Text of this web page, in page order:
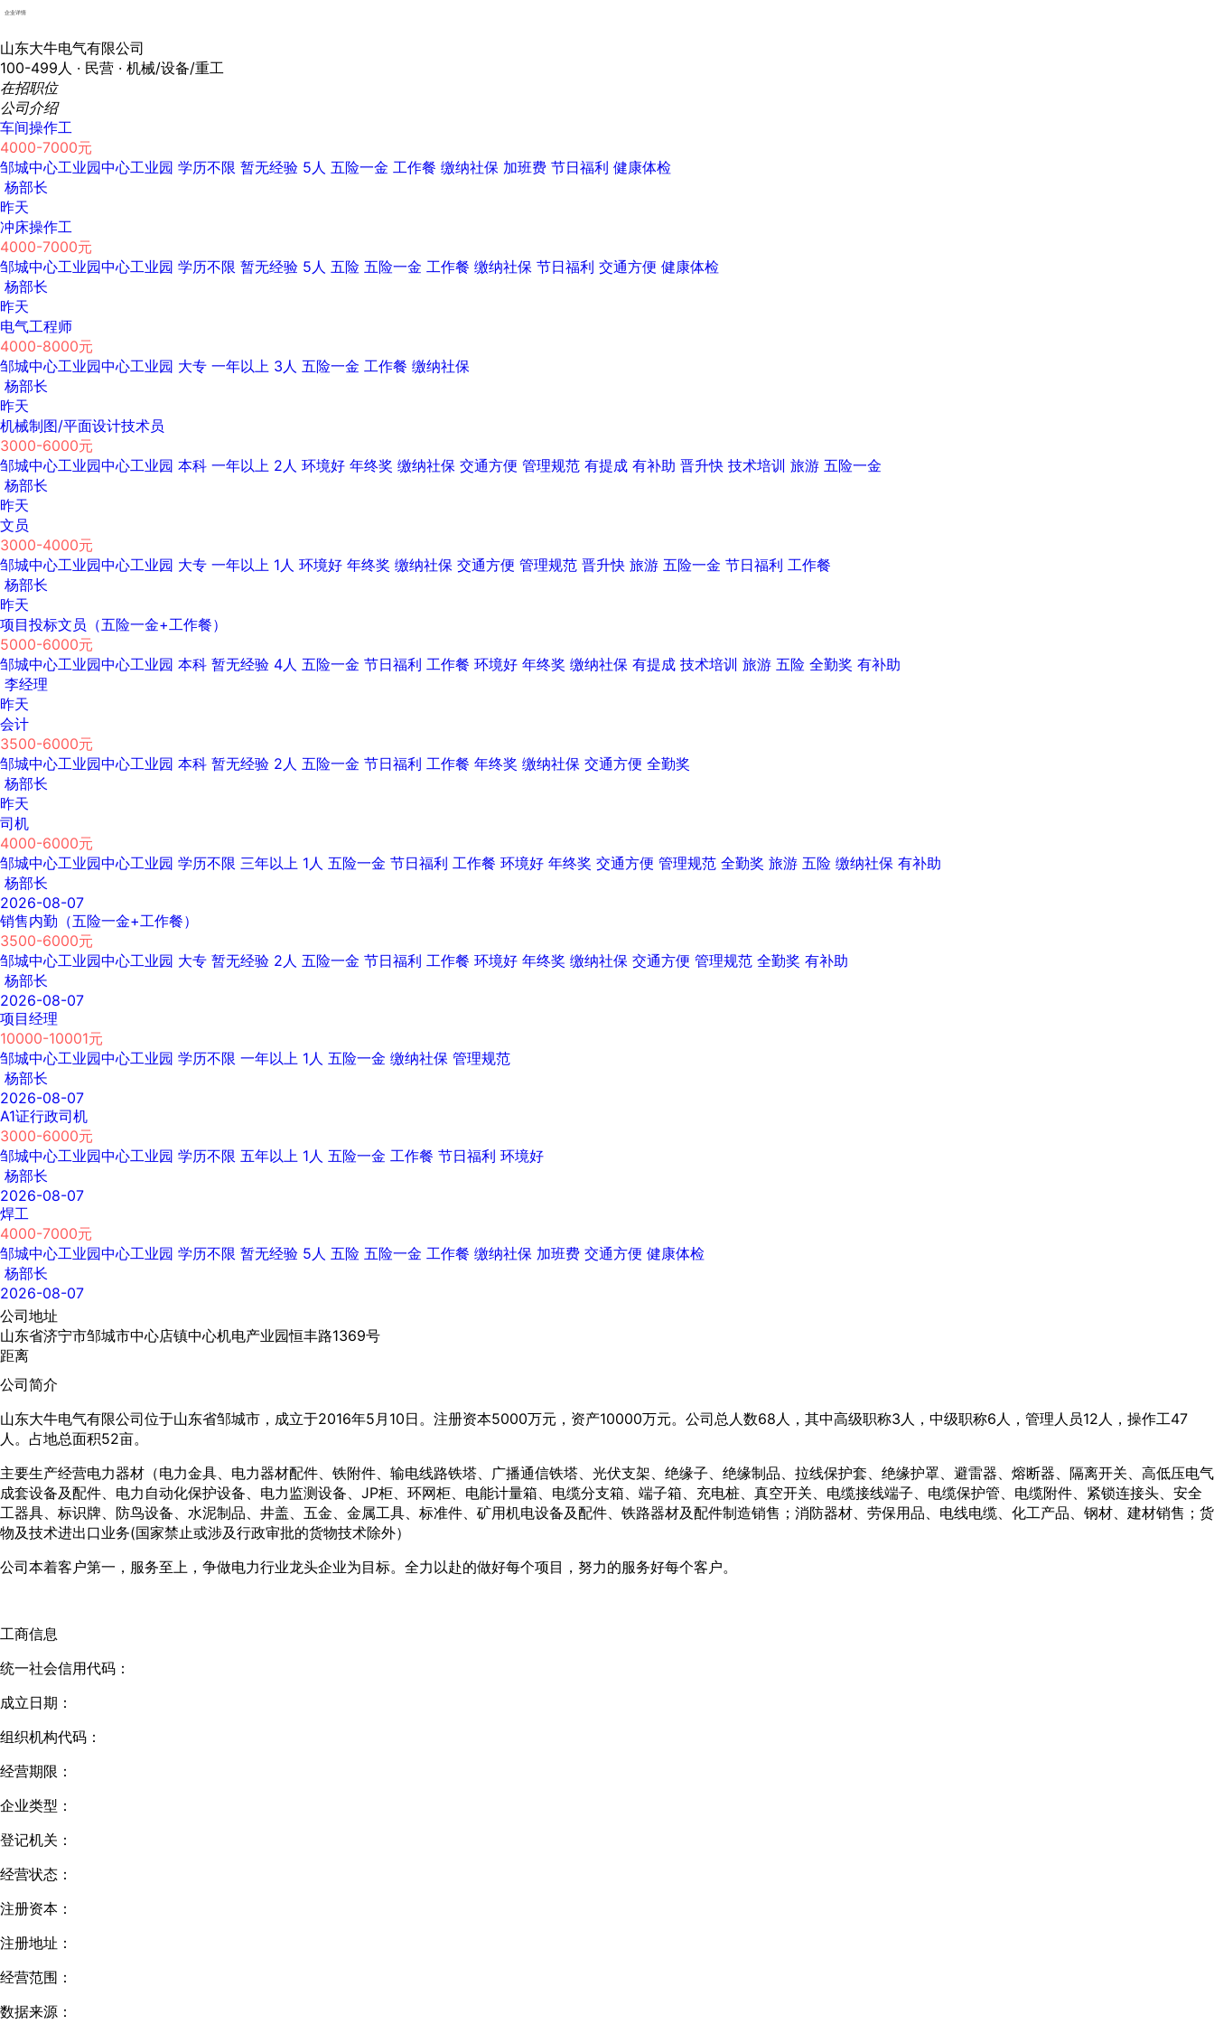
企业详情
山东大牛电气有限公司
100-499人 · 民营 · 机械/设备/重工
在招职位
公司介绍
车间操作工
4000-7000元
邹城中心工业园中心工业园 学历不限 暂无经验 5人 五险一金 工作餐 缴纳社保 加班费 节日福利 健康体检
杨部长
昨天
冲床操作工
4000-7000元
邹城中心工业园中心工业园 学历不限 暂无经验 5人 五险 五险一金 工作餐 缴纳社保 节日福利 交通方便 健康体检
杨部长
昨天
电气工程师
4000-8000元
邹城中心工业园中心工业园 大专 一年以上 3人 五险一金 工作餐 缴纳社保
杨部长
昨天
机械制图/平面设计技术员
3000-6000元
邹城中心工业园中心工业园 本科 一年以上 2人 环境好 年终奖 缴纳社保 交通方便 管理规范 有提成 有补助 晋升快 技术培训 旅游 五险一金
杨部长
昨天
文员
3000-4000元
邹城中心工业园中心工业园 大专 一年以上 1人 环境好 年终奖 缴纳社保 交通方便 管理规范 晋升快 旅游 五险一金 节日福利 工作餐
杨部长
昨天
项目投标文员（五险一金+工作餐）
5000-6000元
邹城中心工业园中心工业园 本科 暂无经验 4人 五险一金 节日福利 工作餐 环境好 年终奖 缴纳社保 有提成 技术培训 旅游 五险 全勤奖 有补助
李经理
昨天
会计
3500-6000元
邹城中心工业园中心工业园 本科 暂无经验 2人 五险一金 节日福利 工作餐 年终奖 缴纳社保 交通方便 全勤奖
杨部长
昨天
司机
4000-6000元
邹城中心工业园中心工业园 学历不限 三年以上 1人 五险一金 节日福利 工作餐 环境好 年终奖 交通方便 管理规范 全勤奖 旅游 五险 缴纳社保 有补助
杨部长
2026-08-07
销售内勤（五险一金+工作餐）
3500-6000元
邹城中心工业园中心工业园 大专 暂无经验 2人 五险一金 节日福利 工作餐 环境好 年终奖 缴纳社保 交通方便 管理规范 全勤奖 有补助
杨部长
2026-08-07
项目经理
10000-10001元
邹城中心工业园中心工业园 学历不限 一年以上 1人 五险一金 缴纳社保 管理规范
杨部长
2026-08-07
A1证行政司机
3000-6000元
邹城中心工业园中心工业园 学历不限 五年以上 1人 五险一金 工作餐 节日福利 环境好
杨部长
2026-08-07
焊工
4000-7000元
邹城中心工业园中心工业园 学历不限 暂无经验 5人 五险 五险一金 工作餐 缴纳社保 加班费 交通方便 健康体检
杨部长
2026-08-07
公司地址
山东省济宁市邹城市中心店镇中心机电产业园恒丰路1369号
距离
公司简介
山东大牛电气有限公司位于山东省邹城市，成立于2016年5月10日。注册资本5000万元，资产10000万元。公司总人数68人，其中高级职称3人，中级职称6人，管理人员12人，操作工47
人。占地总面积52亩。
主要生产经营电力器材（电力金具、电力器材配件、铁附件、输电线路铁塔、广播通信铁塔、光伏支架、绝缘子、绝缘制品、拉线保护套、绝缘护罩、避雷器、熔断器、隔离开关、高低压电气
成套设备及配件、电力自动化保护设备、电力监测设备、JP柜、环网柜、电能计量箱、电缆分支箱、端子箱、充电桩、真空开关、电缆接线端子、电缆保护管、电缆附件、紧锁连接头、安全
工器具、标识牌、防鸟设备、水泥制品、井盖、五金、金属工具、标准件、矿用机电设备及配件、铁路器材及配件制造销售；消防器材、劳保用品、电线电缆、化工产品、钢材、建材销售；货
物及技术进出口业务(国家禁止或涉及行政审批的货物技术除外）
公司本着客户第一，服务至上，争做电力行业龙头企业为目标。全力以赴的做好每个项目，努力的服务好每个客户。
工商信息
统一社会信用代码：
成立日期：
组织机构代码：
经营期限：
企业类型：
登记机关：
经营状态：
注册资本：
注册地址：
经营范围：
数据来源：